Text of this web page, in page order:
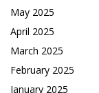
May 2025
April 2025
March 2025
February 2025
January 2025